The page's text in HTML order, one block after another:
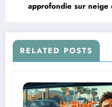
approfondie sur neige
RELATED POSTS